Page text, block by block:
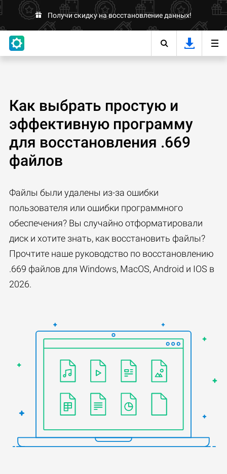
Получи скидку на восстановление данных!
Как выбрать простую и
эффективную программу
для восстановления .669
файлов
Файлы были удалены из-за ошибки
пользователя или ошибки программного
обеспечения? Вы случайно отформатировали
диск и хотите знать, как восстановить файлы?
Прочтите наше руководство по восстановлению
.669 файлов для Windows, MacOS, Android и IOS в
2026.